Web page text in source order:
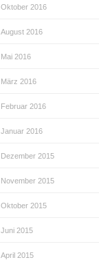
Oktober 2016
August 2016
Mai 2016
März 2016
Februar 2016
Januar 2016
Dezember 2015
November 2015
Oktober 2015
Juni 2015
April 2015